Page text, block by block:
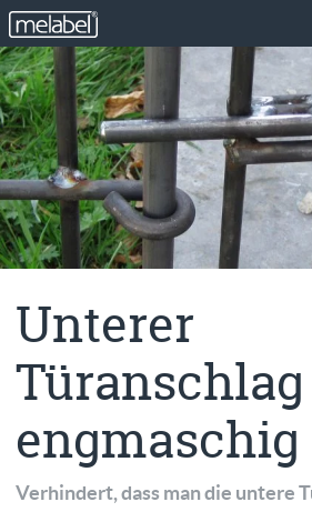
Unterer
engmaschig
Verhindert, dass man die untere